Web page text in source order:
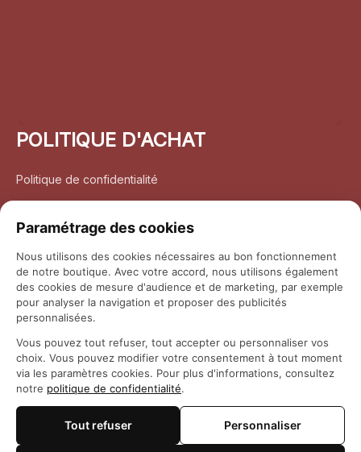
POLITIQUE D'ACHAT
Politique de confidentialité
Politique de retour et remboursement
Coordonnées
Questions fréquemment posées
© 2026 Maison Otaku
Paramétrage des cookies
Nous utilisons des cookies nécessaires au bon fonctionnement
de notre boutique. Avec votre accord, nous utilisons également
des cookies de mesure d'audience et de marketing, par exemple
pour analyser la navigation et proposer des publicités
personnalisées.
Vous pouvez tout refuser, tout accepter ou personnaliser vos
choix. Vous pouvez modifier votre consentement à tout moment
via les paramètres cookies. Pour plus d'informations, consultez
notre politique de confidentialité.
Tout refuser Personnaliser